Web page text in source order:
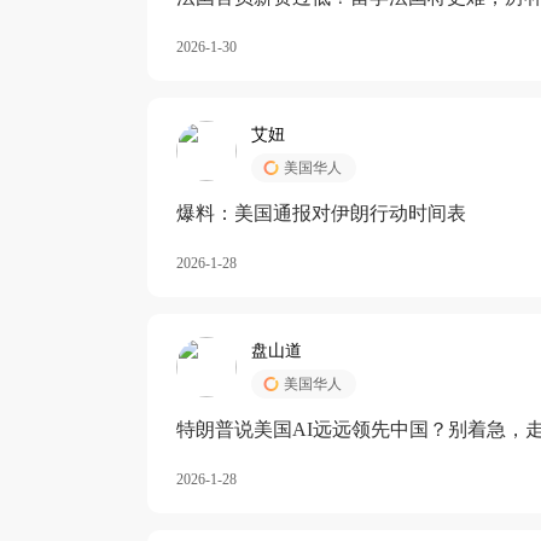
2026-1-30
艾妞
美国华人
爆料：美国通报对伊朗行动时间表
2026-1-28
盘山道
美国华人
特朗普说美国AI远远领先中国？别着急，
2026-1-28